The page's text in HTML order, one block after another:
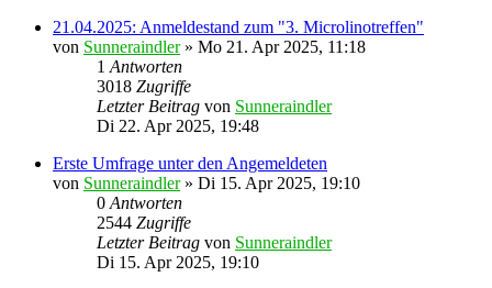
21.04.2025: Anmeldestand zum "3. Microlinotreffen"
von Sunneraindler» Mo 21. Apr 2025, 11:18
1 Antworten
3018 Zugriffe
Letzter Beitrag von Sunneraindler
Di 22. Apr 2025, 19:48
Erste Umfrage unter den Angemeldeten
von Sunneraindler» Di 15. Apr 2025, 19:10
0 Antworten
2544 Zugriffe
Letzter Beitrag von Sunneraindler
Di 15. Apr 2025, 19:10